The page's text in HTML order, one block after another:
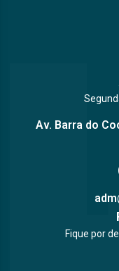
Av. Barra do
Fique por